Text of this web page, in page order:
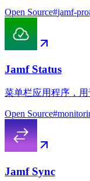
Open Source#jamf-pro
Jamf Status
菜单栏应用程序，用
Open Source#
Jamf Sync